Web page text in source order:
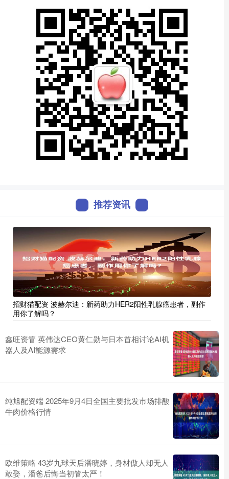
推荐资讯
招财猫配资 波赫尔迪：新药助力HER2阳性乳腺癌患者，副作
用你了解吗？
鑫旺资管 英伟达CEO黄仁勋与日本首相讨论AI机
器人及AI能源需求
纯旭配资端 2025年9月4日全国主要批发市场排酸
牛肉价格行情
欧维策略 43岁九球天后潘晓婷，身材傲人却无人
敢娶，潘爸后悔当初管太严！